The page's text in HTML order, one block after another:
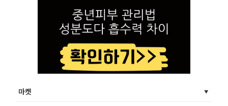
마켓